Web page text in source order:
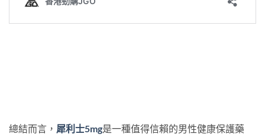
總結而言， 犀利士5mg是一種值得信賴的男性健康保護藥